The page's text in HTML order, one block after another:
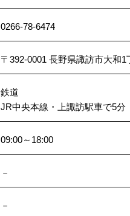
0266-78-6474
〒392-0001 長野県諏訪市大和1
鉄道
JR中央本線・上諏訪駅車で5分
09:00～18:00
－
－